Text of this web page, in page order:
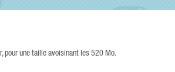
pour une taille avoisinant les 520 Mo.